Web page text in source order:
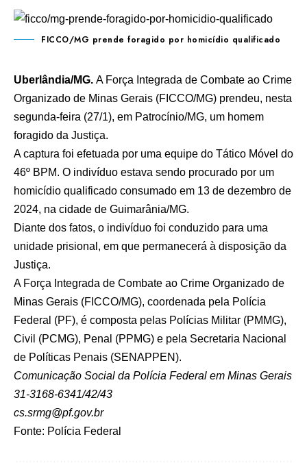
FICCO/MG prende foragido por homicídio qualificado
Uberlândia/MG. A Força Integrada de Combate ao Crime
Organizado de Minas Gerais (FICCO/MG) prendeu, nesta
segunda-feira (27/1), em Patrocínio/MG, um homem
foragido da Justiça.
A captura foi efetuada por uma equipe do Tático Móvel do
46º BPM. O indivíduo estava sendo procurado por um
homicídio qualificado consumado em 13 de dezembro de
2024, na cidade de Guimarânia/MG.
Diante dos fatos, o indivíduo foi conduzido para uma
unidade prisional, em que permanecerá à disposição da
Justiça.
A Força Integrada de Combate ao Crime Organizado de
Minas Gerais (FICCO/MG), coordenada pela Polícia
Federal (PF), é composta pelas Polícias Militar (PMMG),
Civil (PCMG), Penal (PPMG) e pela Secretaria Nacional
de Políticas Penais (SENAPPEN).
Comunicação Social da Polícia Federal em Minas Gerais
31-3168-6341/42/43
cs.srmg@pf.gov.br
Fonte: Polícia Federal